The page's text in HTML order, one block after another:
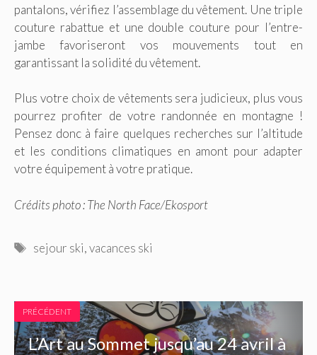
pantalons, vérifiez l’assemblage du vêtement. Une triple
couture rabattue et une double couture pour l’entre-
jambe favoriseront vos mouvements tout en
garantissant la solidité du vêtement.
Plus votre choix de vêtements sera judicieux, plus vous
pourrez profiter de votre randonnée en montagne !
Pensez donc à faire quelques recherches sur l’altitude
et les conditions climatiques en amont pour adapter
votre équipement à votre pratique.
Crédits photo : The North Face/Ekosport
Étiquettes
sejour ski,vacances ski
PRÉCÉDENT
L’Art au Sommet jusqu’au 24 avril à